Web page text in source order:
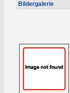
Bildergalerie